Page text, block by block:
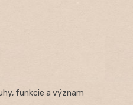
funkcie a význam